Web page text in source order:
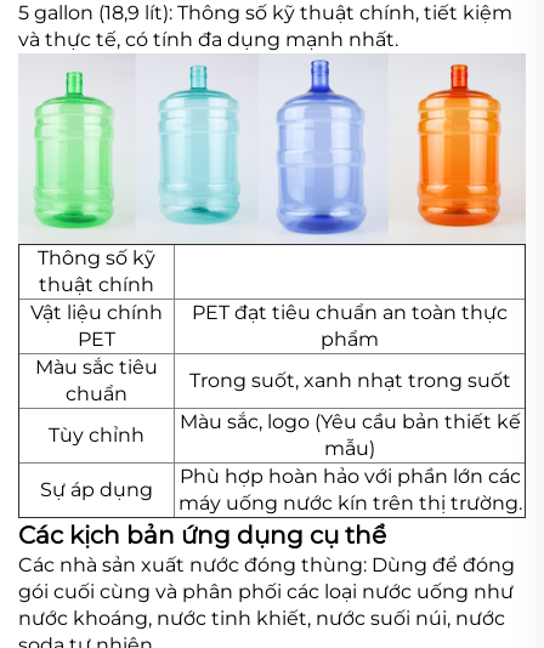
5 gallon (18,9 lít): Thông số kỹ thuật chính, tiết kiệm
và thực tế, có tính đa dụng mạnh nhất.
Thông số kỹ
thuật chính
Vật liệu chính
PET
PET đạt tiêu chuẩn an toàn thực
phẩm
Màu sắc tiêu
chuẩn
Trong suốt, xanh nhạt trong suốt
Tùy chỉnh
Màu sắc, logo (Yêu cầu bản thiết kế
mẫu)
Sự áp dụng
Phù hợp hoàn hảo với phần lớn các
máy uống nước kín trên thị trường.
Các kịch bản ứng dụng cụ thể
Các nhà sản xuất nước đóng thùng: Dùng để đóng
gói cuối cùng và phân phối các loại nước uống như
nước khoáng, nước tinh khiết, nước suối núi, nước